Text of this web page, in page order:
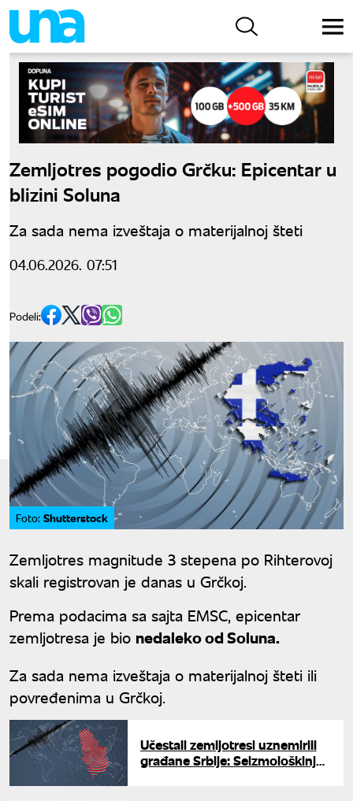
Zemljotres pogodio Grčku: Epicentar u
blizini Soluna
Za sada nema izveštaja o materijalnoj šteti
04.06.2026. 07:51
Podeli:
Foto: Shutterstock
Zemljotres magnitude 3 stepena po Rihterovoj
skali registrovan je danas u Grčkoj.
Prema podacima sa sajta EMSC, epicentar
zemljotresa je bio nedaleko od Soluna.
Za sada nema izveštaja o materijalnoj šteti ili
povređenima u Grčkoj.
Učestali zemljotresi uznemirili
građane Srbije: Seizmološkinja